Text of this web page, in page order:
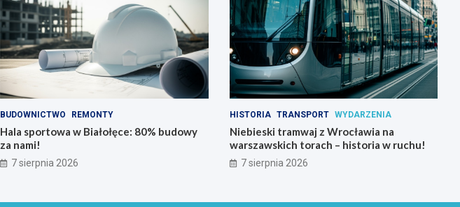
BUDOWNICTWO REMONTY
Hala sportowa w Białołęce: 80% budowy
za nami!
7 sierpnia 2026
HISTORIA TRANSPORT WYDARZENIA
Niebieski tramwaj z Wrocławia na
warszawskich torach – historia w ruchu!
7 sierpnia 2026